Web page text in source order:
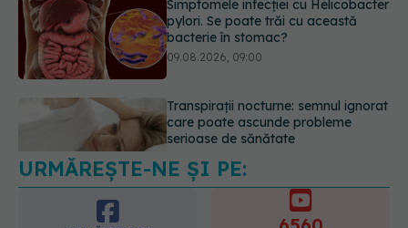
Transpirații nocturne: semnul ignorat
care poate ascunde probleme
serioase de sănătate
08.08.2026, 20:00
Cum folosești uleiul esențial de
rozmarin pentru a opri căderea
părului
09.08.2026, 11:00
URMĂREȘTE-NE ȘI PE:
URMĂRITORI